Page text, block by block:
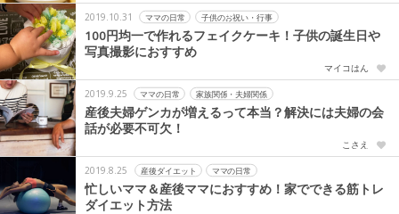
2019.10.31 ママの日常 子供のお祝い・行事
100円均一で作れるフェイクケーキ！子供の誕生日や
写真撮影におすすめ
マイコはん
2019.9.25 ママの日常 家族関係・夫婦関係
産後夫婦ゲンカが増えるって本当？解決には夫婦の会
話が必要不可欠！
こさえ
2019.8.25 産後ダイエット ママの日常
忙しいママ＆産後ママにおすすめ！家でできる筋トレ
ダイエット方法